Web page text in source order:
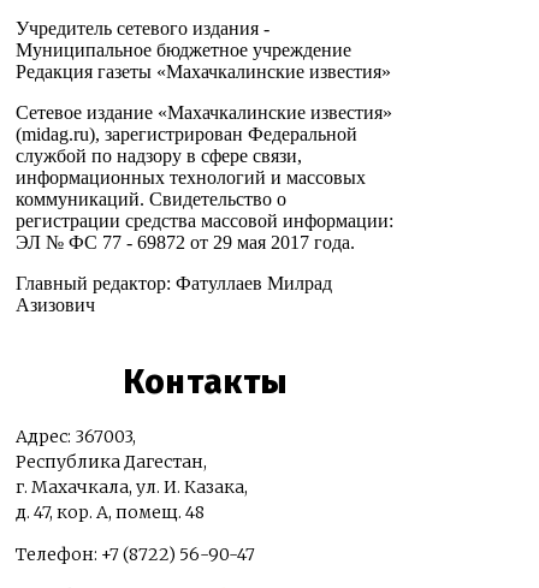
Учредитель сетевого издания -
Муниципальное бюджетное учреждение
Редакция газеты «Махачкалинские известия»
Сетевое издание «Махачкалинские известия»
(midag.ru), зарегистрирован Федеральной
службой по надзору в сфере связи,
информационных технологий и массовых
коммуникаций. Свидетельство о
регистрации средства массовой информации:
ЭЛ № ФС 77 - 69872 от 29 мая 2017 года.
Главный редактор: Фатуллаев Милрад
Азизович
Контакты
Адрес: 367003,
Республика Дагестан,
г. Махачкала, ул. И. Казака,
д. 47, кор. А, помещ. 48
Телефон: +7 (8722) 56-90-47